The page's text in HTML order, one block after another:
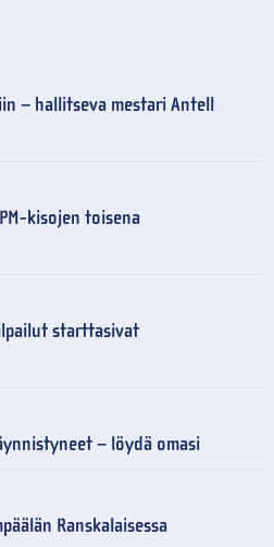
– hallitseva mestari Antell
kisojen toisena
starttasivat
– löydä omasi
Ranskalaisessa